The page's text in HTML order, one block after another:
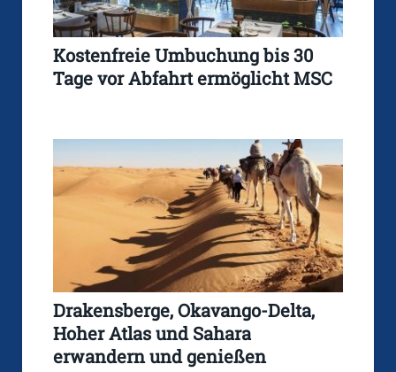
Kostenfreie Umbuchung bis 30
Tage vor Abfahrt ermöglicht MSC
Drakensberge, Okavango-Delta,
Hoher Atlas und Sahara
erwandern und genießen